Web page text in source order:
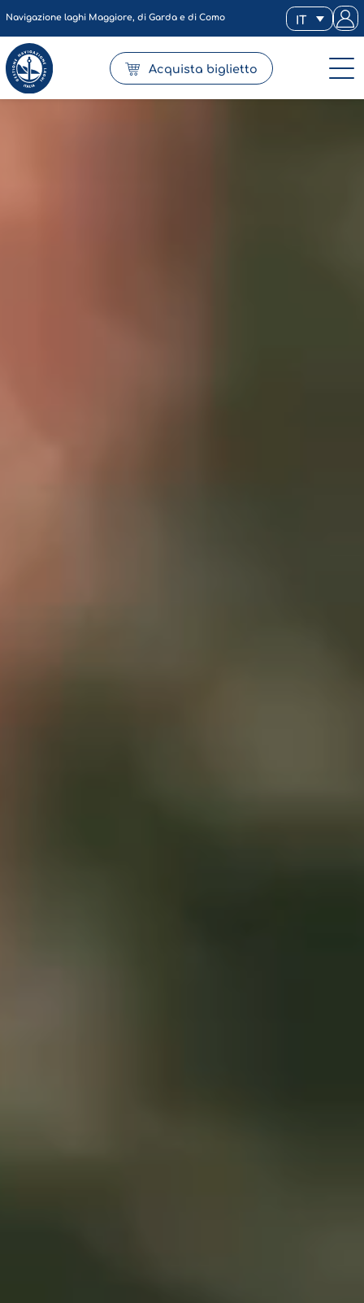
Navigazione laghi Maggiore, di Garda e di Como IT
Acquista biglietto